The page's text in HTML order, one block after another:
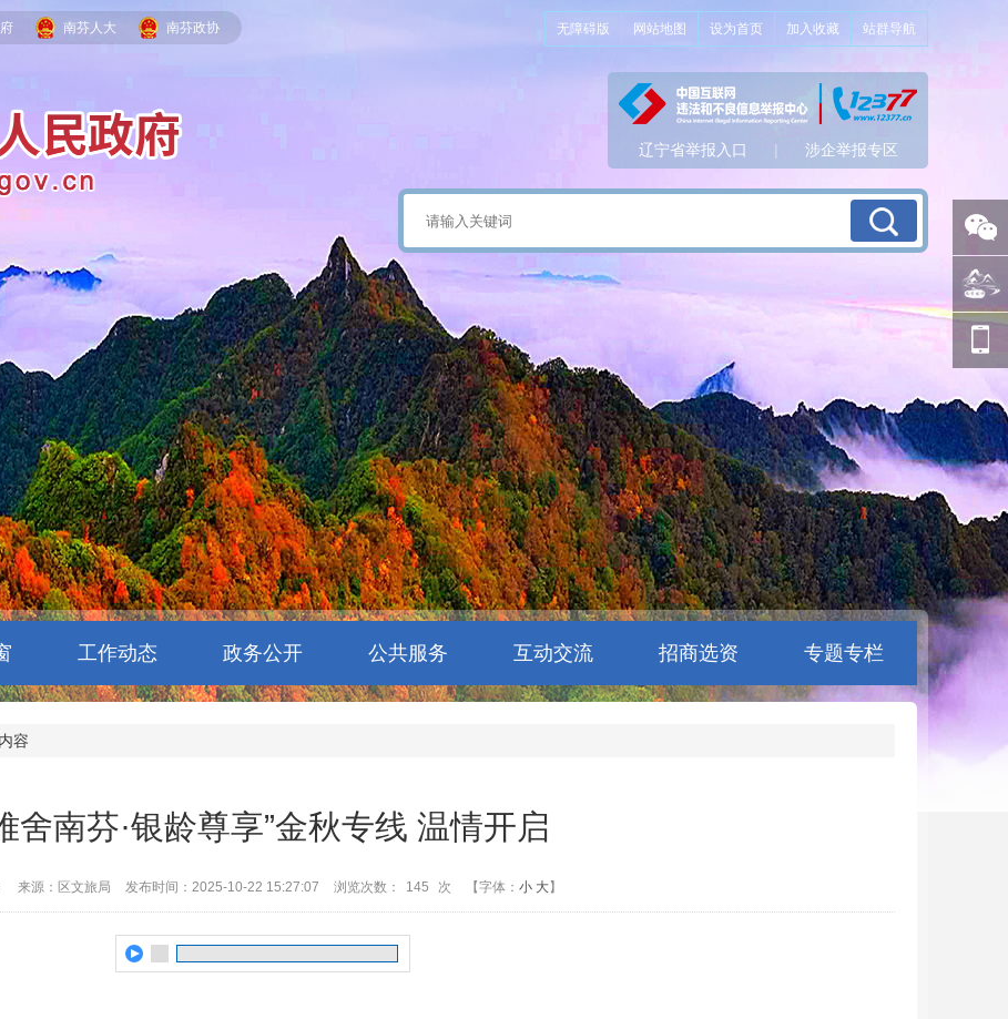
南芬人大 南芬政协 站群导航
无障碍版 网站地图 设为首页 加入收藏
辽宁省举报入口 | 涉企举报专区
工作动态 政务公开 公共服务 互动交流 招商选资 专题专栏
容
舍南芬·银龄尊享”金秋专线 温情开启
来源：区文旅局 发布时间：2025-10-22 15:27:07 浏览次数： 145 次 【字体： 小 大】
政务微信
南芬发布
手机版